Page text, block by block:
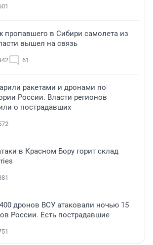
пропавшего в Сибири самолета из
вышел на связь
61
ракетами и дронами по
России. Власти регионов
о пострадавших
в Красном Бору горит склад
дронов ВСУ атаковали ночью 15
России. Есть пострадавшие